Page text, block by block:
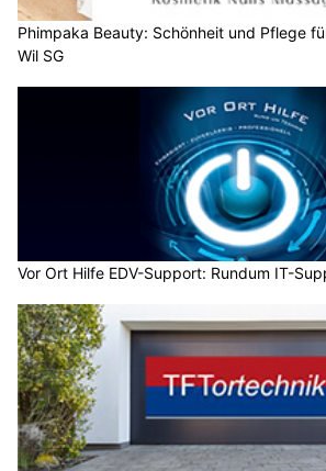
Phimpaka Beauty: Schönheit und Pflege
Wil SG
Vor Ort Hilfe EDV-Support: Rundum IT-